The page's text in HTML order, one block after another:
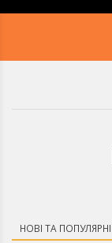
НОВІ ТА ПОПУЛЯРНІ